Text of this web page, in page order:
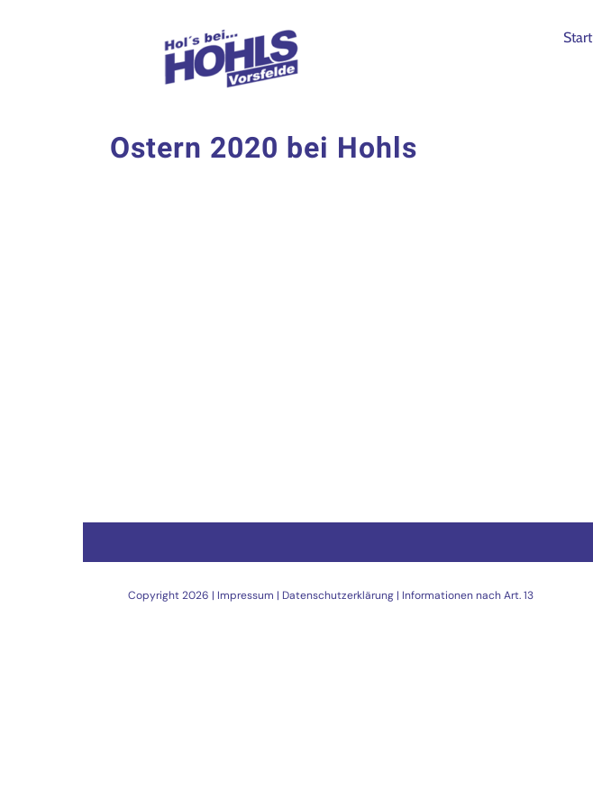
Start
Ostern 2020 bei Hohls
Copyright2026 | Impressum | Datenschutzerklärung | Informationen nach Art. 13